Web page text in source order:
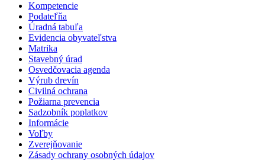
Kompetencie
Podateľňa
Úradná tabuľa
Evidencia obyvateľstva
Matrika
Stavebný úrad
Osvedčovacia agenda
Výrub drevín
Civilná ochrana
Požiarna prevencia
Sadzobník poplatkov
Informácie
Voľby
Zverejňovanie
Zásady ochrany osobných údajov